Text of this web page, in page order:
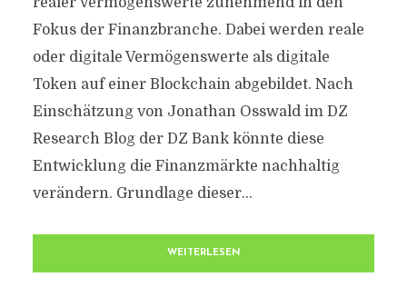
Fokus der Finanzbranche. Dabei werden reale
oder digitale Vermögenswerte als digitale
Token auf einer Blockchain abgebildet. Nach
Einschätzung von Jonathan Osswald im DZ
Research Blog der DZ Bank könnte diese
Entwicklung die Finanzmärkte nachhaltig
verändern. Grundlage dieser...
WEITERLESEN